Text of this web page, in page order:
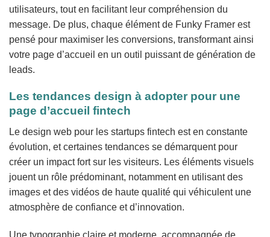
utilisateurs, tout en facilitant leur compréhension du
message. De plus, chaque élément de Funky Framer est
pensé pour maximiser les conversions, transformant ainsi
votre page d’accueil en un outil puissant de génération de
leads.
Les tendances design à adopter pour une
page d’accueil fintech
Le design web pour les startups fintech est en constante
évolution, et certaines tendances se démarquent pour
créer un impact fort sur les visiteurs. Les éléments visuels
jouent un rôle prédominant, notamment en utilisant des
images et des vidéos de haute qualité qui véhiculent une
atmosphère de confiance et d’innovation.
Une typographie claire et moderne, accompagnée de